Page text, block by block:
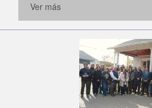
Ver más